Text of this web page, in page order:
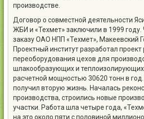
производстве.
Договор о совместной деятельности
ЖБИ и «Техмет» заключили в 1999 году.
заказу ОАО НПП «Техмет», Макеевский
Проектный институт разработал проект
переоборудования цехов для
шлакообразующих и
расчетной мощностью 30620 тонн в
получил вторую жизнь. Началась
производства, строились новые
участки. Работа шла четыре года,
на это около пяти с половиной